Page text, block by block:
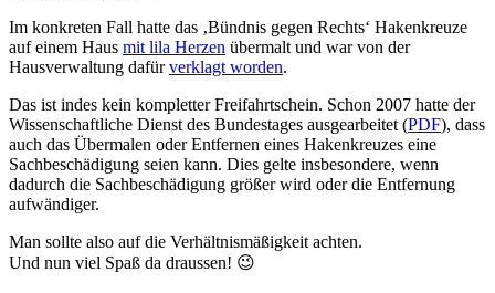
Im konkreten Fall hatte das ‚Bündnis gegen Rechts‘ Hakenkreuze
auf einem Haus mit lila Herzen übermalt und war von der
Hausverwaltung dafürverklagt worden.
Das ist indes kein kompletter Freifahrtschein. Schon 2007 hatte der
Wissenschaftliche Dienst des Bundestages ausgearbeitet (PDF), dass
auch das Übermalen oder Entfernen eines Hakenkreuzes eine
Sachbeschädigung seien kann. Dies gelte insbesondere, wenn
dadurch die Sachbeschädigung größer wird oder die Entfernung
aufwändiger.
Man sollte also auf die Verhältnismäßigkeit achten.
Und nun viel Spaß da draussen! 😉